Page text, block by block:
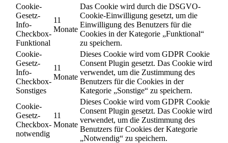
Cookie-
Gesetz-
Info-
Checkbox-
Funktional
11
Monate
Das Cookie wird durch die DSGVO-
Cookie-Einwilligung gesetzt, um die
Einwilligung des Benutzers für die
Cookies in der Kategorie „Funktional“
zu speichern.
Cookie-
Gesetz-
Info-
Checkbox-
Sonstiges
11
Monate
Dieses Cookie wird vom GDPR Cookie
Consent Plugin gesetzt. Das Cookie wird
verwendet, um die Zustimmung des
Benutzers für die Cookies in der
Kategorie „Sonstige“ zu speichern.
Cookie-
Gesetz-
Checkbox-
notwendig
11
Monate
Dieses Cookie wird vom GDPR Cookie
Consent Plugin gesetzt. Das Cookie wird
verwendet, um die Zustimmung des
Benutzers für Cookies der Kategorie
„Notwendig“ zu speichern.